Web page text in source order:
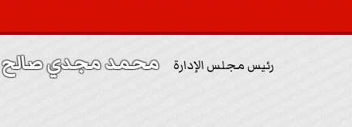
رئيس مجلس الإدارة محمد مجدي صالح